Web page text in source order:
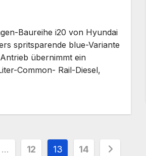
Baureihe i20 von Hyundai
spritsparende blue-Variante
übernimmt ein
Common- Rail-Diesel,
… 12 13 14